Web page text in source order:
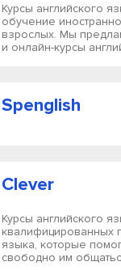
Курсы английского
обучение
взрослых. Мы
и онлайн-курсы
Spenglish
Clever
Курсы английского
квалифицированных
языка, которые
свободно им